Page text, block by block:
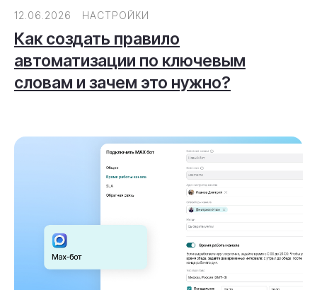
12.06.2026 НАСТРОЙКИ
Как создать правило
автоматизации по ключевым
словам и зачем это нужно?
Реквизиты